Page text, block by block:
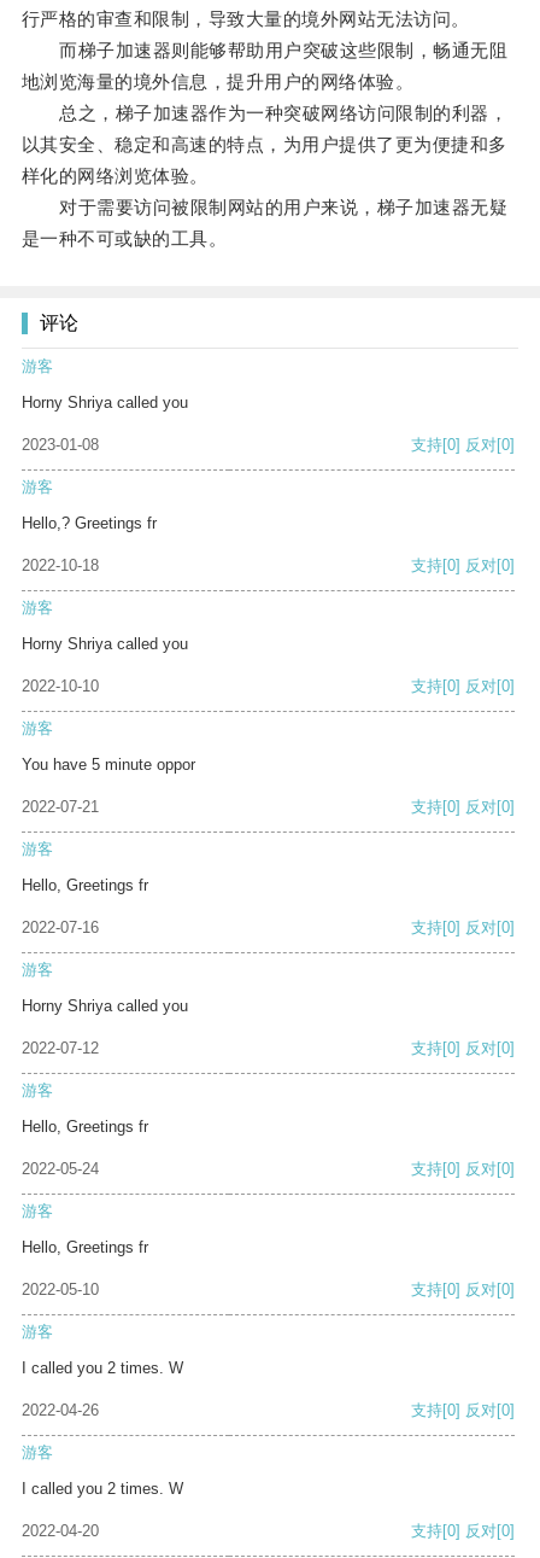
行严格的审查和限制，导致大量的境外网站无法访问。
而梯子加速器则能够帮助用户突破这些限制，畅通无阻
地浏览海量的境外信息，提升用户的网络体验。
总之，梯子加速器作为一种突破网络访问限制的利器，
以其安全、稳定和高速的特点，为用户提供了更为便捷和多
样化的网络浏览体验。
对于需要访问被限制网站的用户来说，梯子加速器无疑
是一种不可或缺的工具。
评论
游客
Horny Shriya called you
2023-01-08 支持[0] 反对[0]
游客
Hello,? Greetings fr
2022-10-18 支持[0] 反对[0]
游客
Horny Shriya called you
2022-10-10 支持[0] 反对[0]
游客
You have 5 minute oppor
2022-07-21 支持[0] 反对[0]
游客
Hello, Greetings fr
2022-07-16 支持[0] 反对[0]
游客
Horny Shriya called you
2022-07-12 支持[0] 反对[0]
游客
Hello, Greetings fr
2022-05-24 支持[0] 反对[0]
游客
Hello, Greetings fr
2022-05-10 支持[0] 反对[0]
游客
I called you 2 times. W
2022-04-26 支持[0] 反对[0]
游客
I called you 2 times. W
2022-04-20 支持[0] 反对[0]